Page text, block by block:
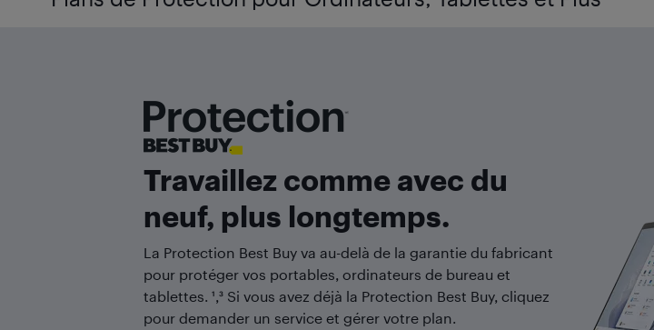
Travaillez comme avec du
neuf, plus longtemps.
La Protection Best Buy va au-delà de la garantie du fabricant
pour protéger vos portables, ordinateurs de bureau et
tablettes. ¹,³ Si vous avez déjà la Protection Best Buy, cliquez
pour demander un service et gérer votre plan.